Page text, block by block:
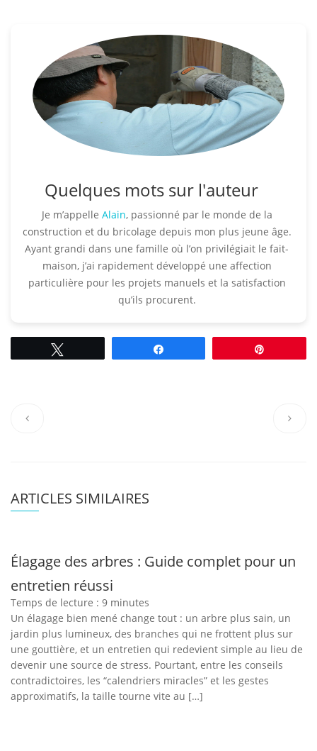
Quelques mots sur l'auteur
Je m’appelle Alain, passionné par le monde de la
construction et du bricolage depuis mon plus jeune âge.
Ayant grandi dans une famille où l’on privilégiait le fait-
maison, j’ai rapidement développé une affection
particulière pour les projets manuels et la satisfaction
qu’ils procurent.​
ARTICLES SIMILAIRES
Élagage des arbres : Guide complet pour un
entretien réussi
Temps de lecture : 9 minutes
Un élagage bien mené change tout : un arbre plus sain, un
jardin plus lumineux, des branches qui ne frottent plus sur
une gouttière, et un entretien qui redevient simple au lieu de
devenir une source de stress. Pourtant, entre les conseils
contradictoires, les “calendriers miracles” et les gestes
approximatifs, la taille tourne vite au […]